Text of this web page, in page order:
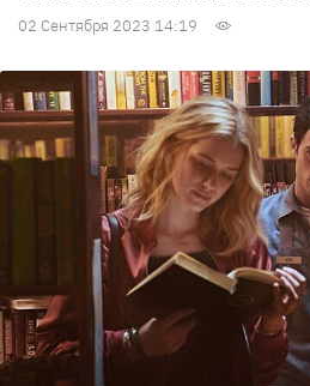
02 Сентября 2023 14:19